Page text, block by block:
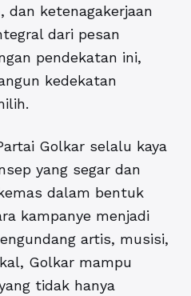
dan ketenagakerjaan
dari pesan
pendekatan ini,
kedekatan
Golkar selalu kaya
yang segar dan
dalam bentuk
kampanye menjadi
artis, musisi,
Golkar mampu
tidak hanya